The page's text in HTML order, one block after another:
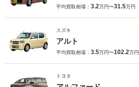
平均買取相場： 3.2万円〜31.5万円
スズキ
アルト
平均買取相場： 3.5万円〜102.2万円
トヨタ